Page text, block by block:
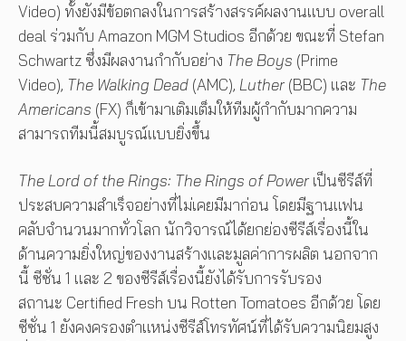
Video) ทั้งยังมีข้อตกลงในการสร้างสรรค์ผลงานแบบ overall
deal ร่วมกับ Amazon MGM Studios อีกด้วย ขณะที่ Stefan
Schwartz ซึ่งมีผลงานกำกับอย่าง The Boys (Prime
Video), The Walking Dead (AMC), Luther(BBC) และ The
Americans (FX) ก็เข้ามาเติมเต็มให้ทีมผู้กำกับมากความ
สามารถทีมนี้สมบูรณ์แบบยิ่งขึ้น
The Lord of the Rings: The Rings of Powerเป็นซีรีส์ที่
ประสบความสำเร็จอย่างที่ไม่เคยมีมาก่อน โดยมีฐานแฟน
คลับจำนวนมากทั่วโลก นักวิจารณ์ได้ยกย่องซีรีส์เรื่องนี้ใน
ด้านความยิ่งใหญ่ของงานสร้างและมูลค่าการผลิต นอกจาก
นี้ ซีซั่น 1 และ 2 ของซีรีส์เรื่องนี้ยังได้รับการรับรอง
สถานะ Certified Fresh บน Rotten Tomatoes อีกด้วย โดย
ซีซั่น 1 ยังคงครองตำแหน่งซีรีส์โทรทัศน์ที่ได้รับความนิยมสูง